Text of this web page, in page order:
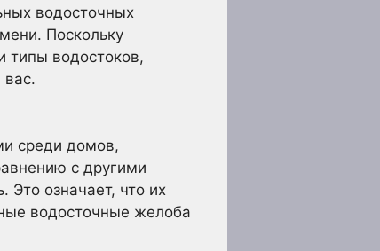
водосточных
Поскольку
типы водостоков,
вас.
среди домов,
с другими
Это означает, что их
водосточные желоба